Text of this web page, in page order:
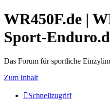
WR450F.de |
Sport-
Das Forum für sportliche
Zum Inhalt
Schnellzugriff